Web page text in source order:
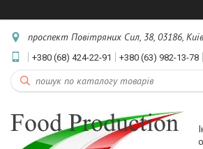
проспект Повітряних Сил, 38, 03186,
+380 (68) 424-22-91 +380 (63) 982-13-78